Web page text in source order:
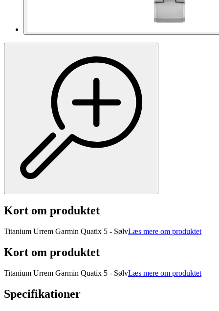
Kort om produktet
Titanium Urrem Garmin Quatix 5 - SølvLæs mere om produktet
Kort om produktet
Titanium Urrem Garmin Quatix 5 - SølvLæs mere om produktet
Specifikationer